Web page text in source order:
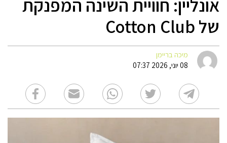
אונליין: חוויית השינה המפנקת
של Cotton Club
מיכה בריימן
08 יוני, 2026 07:37